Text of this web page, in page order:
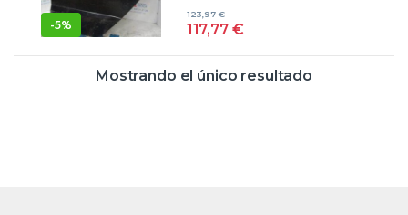
-5%
M9RD8 – #PROV#
NEGRO
117,77 €
123,97€
Mostrando el único resultado